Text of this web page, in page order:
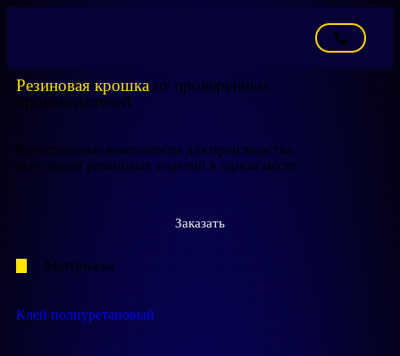
Резиновая крошка от проверенных
производителей
Качественные компоненты для производства
всех видов резиновых изделий в одном месте
Заказать
Материалы
Клей полиуретановый